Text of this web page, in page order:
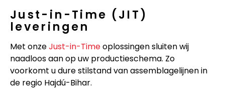
Just-in-Time (JIT)
leveringen
Met onzeJust-in-Timeoplossingen sluiten wij
naadloos aan op uw productieschema. Zo
voorkomt u dure stilstand van assemblagelijnen in
de regio Hajdú-Bihar.